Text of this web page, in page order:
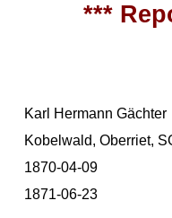
***
Karl Hermann Gächter
Kobelwald, Oberriet,
1870-04-09
1871-06-23